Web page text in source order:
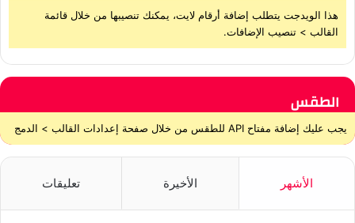
هذا الويدجت يتطلب إضافة أرقام لايت، يمكنك تنصيبها من خلال قائمة
القالب > تنصيب الإضافات.
الطقس
يجب عليك إضافة مفتاح API للطقس من خلال صفحة إعدادات القالب > الدمج
الأشهر الأخيرة تعليقات